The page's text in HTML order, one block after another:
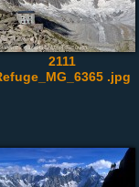
2111
.jpg